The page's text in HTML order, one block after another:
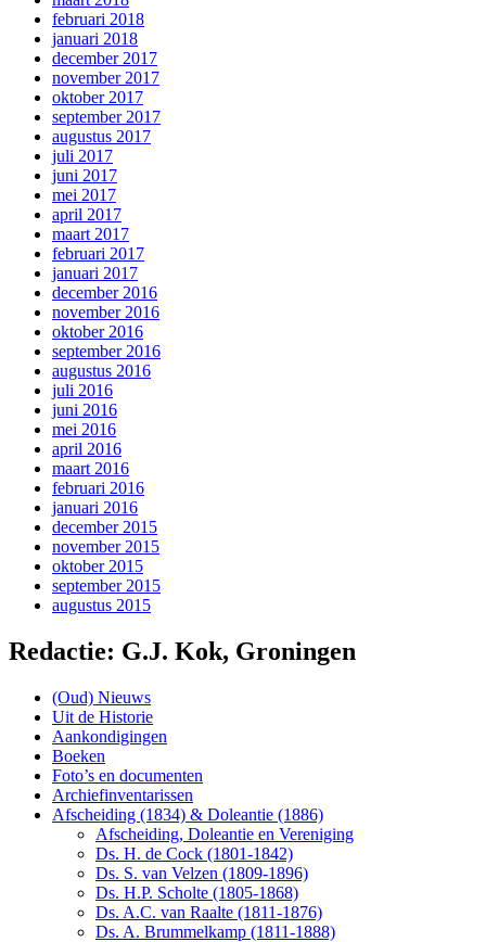
februari 2018
januari 2018
december 2017
november 2017
oktober 2017
september 2017
augustus 2017
juli 2017
juni 2017
mei 2017
april 2017
maart 2017
februari 2017
januari 2017
december 2016
november 2016
oktober 2016
september 2016
augustus 2016
juli 2016
juni 2016
mei 2016
april 2016
maart 2016
februari 2016
januari 2016
december 2015
november 2015
oktober 2015
september 2015
augustus 2015
Redactie: G.J. Kok, Groningen
(Oud) Nieuws
Uit de Historie
Aankondigingen
Boeken
Foto’s en documenten
Archiefinventarissen
Afscheiding (1834) & Doleantie (1886)
Afscheiding, Doleantie en Vereniging
Ds. H. de Cock (1801-1842)
Ds. S. van Velzen (1809-1896)
Ds. H.P. Scholte (1805-1868)
Ds. A.C. van Raalte (1811-1876)
Ds. A. Brummelkamp (1811-1888)